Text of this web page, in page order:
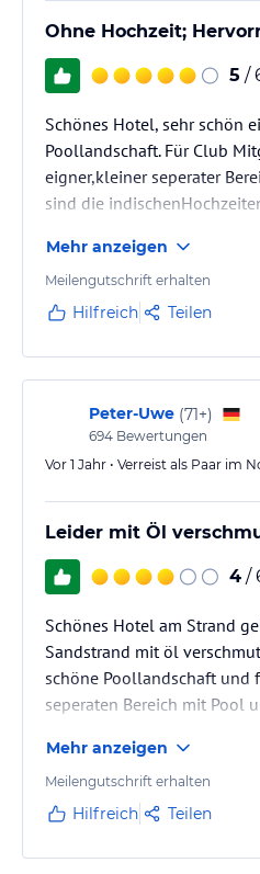
Ohne Hochzeit;
5 /
Schönes Hotel, sehr schön
Poollandschaft. Für Club
eigner,kleiner seperater
sind die
Aufenthalten nachfragen,
Zeitraum Hochzeiten
verzeichten, wenn eine
Mehr anzeigen
Meilengutschrift erhalten
Hilfreich Teilen
Peter-Uwe (71+)
694 Bewertungen
Vor 1 Jahr • Verreist als Paar im
Leider mit Öl
4 /
Schönes Hotel am Strand
Sandstrand mit öl
schöne Poollandschaft und
seperaten Bereich mit Pool
Personal im ganzen Hotel
und hilfsbereit.
über 3 Tage dauern, sind
Mehr anzeigen
Meilengutschrift erhalten
Hilfreich Teilen